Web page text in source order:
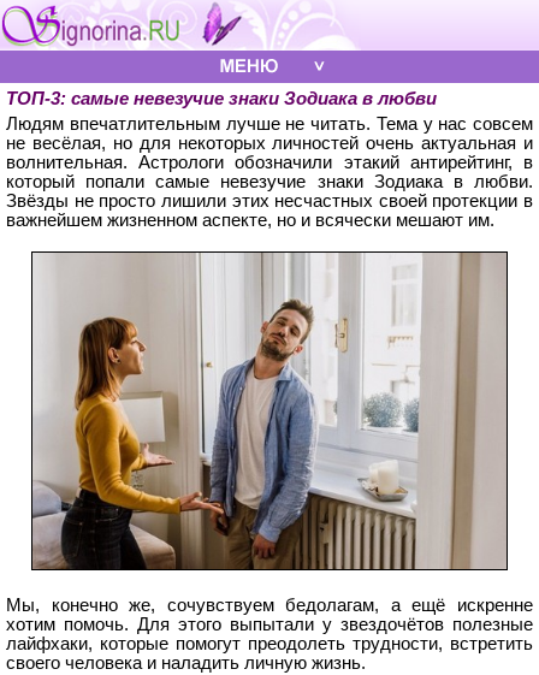
ТОП-3: самые невезучие знаки Зодиака в любви
Людям впечатлительным лучше не читать. Тема у нас совсем
не весёлая, но для некоторых личностей очень актуальная и
волнительная. Астрологи обозначили этакий антирейтинг, в
который попали самые невезучие знаки Зодиака в любви.
Звёзды не просто лишили этих несчастных своей протекции в
важнейшем жизненном аспекте, но и всячески мешают им.
Мы, конечно же, сочувствуем бедолагам, а ещё искренне
хотим помочь. Для этого выпытали у звездочётов полезные
лайфхаки, которые помогут преодолеть трудности, встретить
своего человека и наладить личную жизнь.